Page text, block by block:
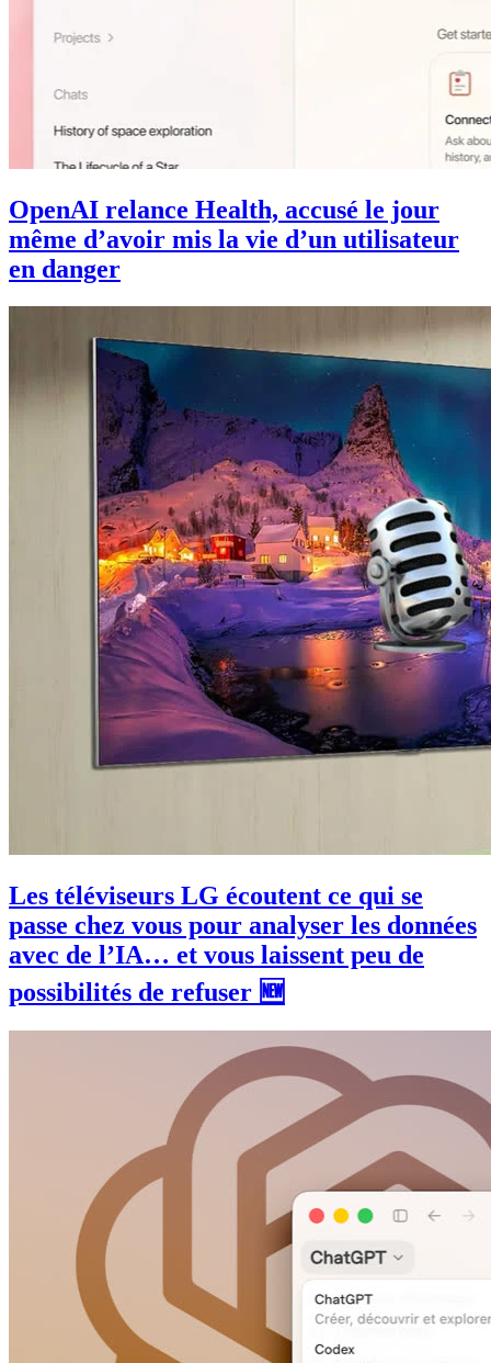
OpenAI relance Health, accusé le jour
même d’avoir mis la vie d’un utilisateur
en danger
Les téléviseurs LG écoutent ce qui se
passe chez vous pour analyser les données
avec de l’IA… et vous laissent peu de
possibilités de refuser 🆕